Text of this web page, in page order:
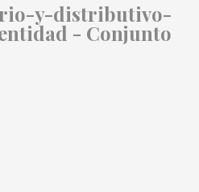
y-distributivo-
- Conjunto